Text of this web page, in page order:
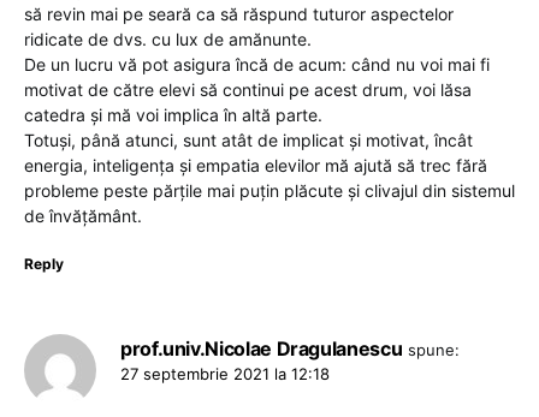
să revin mai pe seară ca să răspund tuturor aspectelor
ridicate de dvs. cu lux de amănunte.
De un lucru vă pot asigura încă de acum: când nu voi mai fi
motivat de către elevi să continui pe acest drum, voi lăsa
catedra și mă voi implica în altă parte.
Totuși, până atunci, sunt atât de implicat și motivat, încât
energia, inteligența și empatia elevilor mă ajută să trec fără
probleme peste părțile mai puțin plăcute și clivajul din sistemul
de învățământ.
Reply
prof.univ.Nicolae Dragulanescu spune:
27 septembrie 2021 la 12:18